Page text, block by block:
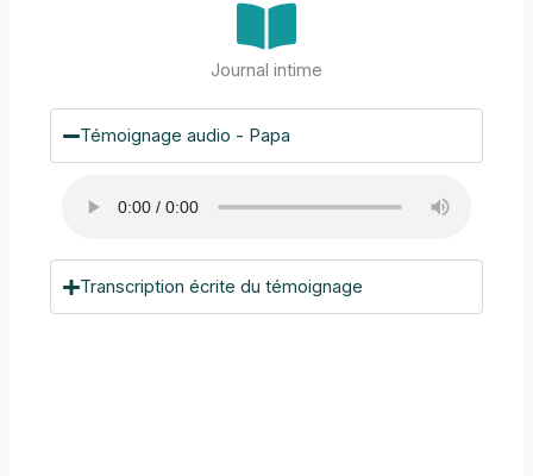
Journal intime
Témoignage audio - Papa
Transcription écrite du témoignage